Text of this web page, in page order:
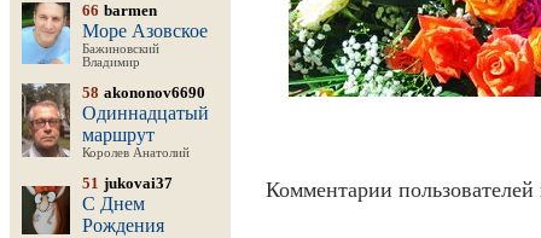
66 barmen
Море Азовское
Бажиновский
Владимир
58 akononov6690
Одиннадцатый
маршрут
Королев Анатолий
51 jukovai37
С Днем
Рождения
Комментарии пользователей